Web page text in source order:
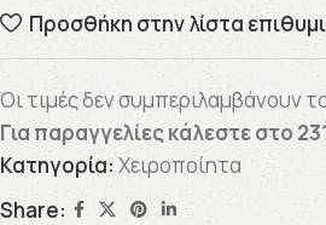
Προσθήκη στην λίστα
Οι τιμές δεν συμπεριλαμβάνουν
Για παραγγελίες κάλεστε στο
Κατηγορία: Χειροποίητα
Share: